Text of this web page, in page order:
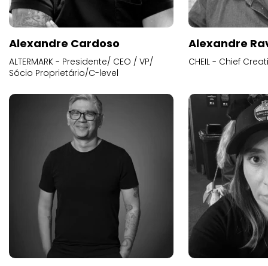
Alexandre Cardoso
ALTERMARK - Presidente/ CEO / VP/
Sócio Proprietário/C-level
Alexandre
CHEIL - Chief